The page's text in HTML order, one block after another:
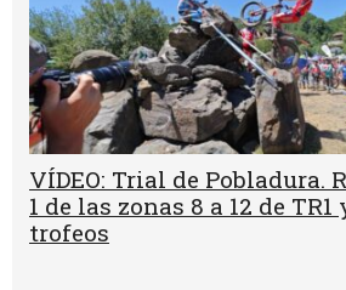
VÍDEO: Trial de Pobladura.
1 de las zonas 8 a 12 de
trofeos